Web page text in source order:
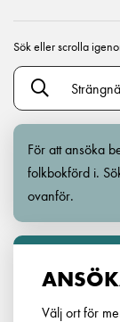
Sök eller scrolla
För att ansöka
folkbokförd i.
ovanför.
Välj ort för